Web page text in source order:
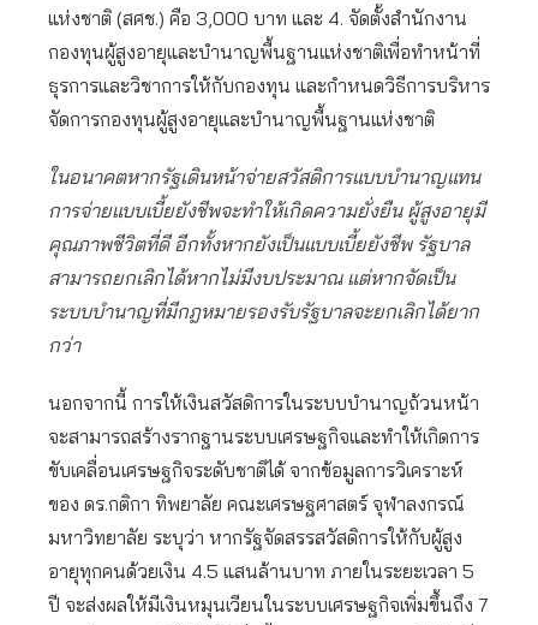
แห่งชาติ (สศช.) คือ 3,000 บาท และ 4. จัดตั้งสำนักงาน
กองทุนผู้สูงอายุและบำนาญพื้นฐานแห่งชาติเพื่อทำหน้าที่
ธุรการและวิชาการให้กับกองทุน และกำหนดวิธีการบริหาร
จัดการกองทุนผู้สูงอายุและบำนาญพื้นฐานแห่งชาติ
ในอนาคตหากรัฐเดินหน้าจ่ายสวัสดิการแบบบำนาญแทน
การจ่ายแบบเบี้ยยังชีพจะทำให้เกิดความยั่งยืน ผู้สูงอายุมี
คุณภาพชีวิตที่ดี อีกทั้งหากยังเป็นแบบเบี้ยยังชีพ รัฐบาล
สามารถยกเลิกได้หากไม่มีงบประมาณ แต่หากจัดเป็น
ระบบบำนาญที่มีกฎหมายรองรับรัฐบาลจะยกเลิกได้ยาก
กว่า
นอกจากนี้ การให้เงินสวัสดิการในระบบบำนาญถ้วนหน้า
จะสามารถสร้างรากฐานระบบเศรษฐกิจและทำให้เกิดการ
ขับเคลื่อนเศรษฐกิจระดับชาติได้ จากข้อมูลการวิเคราะห์
ของ ดร.กติกา ทิพยาลัย คณะเศรษฐศาสตร์ จุฬาลงกรณ์
มหาวิทยาลัย ระบุว่า หากรัฐจัดสรรสวัสดิการให้กับผู้สูง
อายุทุกคนด้วยเงิน 4.5 แสนล้านบาท ภายในระยะเวลา 5
ปี จะส่งผลให้มีเงินหมุนเวียนในระบบเศรษฐกิจเพิ่มขึ้นถึง 7